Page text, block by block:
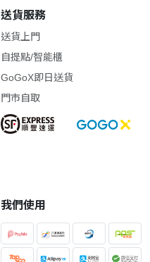
送貨服務
送貨上門
自提點/智能櫃
GoGoX即日送貨
門市自取
我們使用